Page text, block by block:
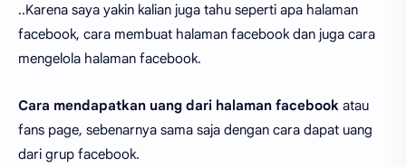
..Karena saya yakin kalian juga tahu seperti apa halaman
facebook, cara membuat halaman facebook dan juga cara
mengelola halaman facebook.
Cara mendapatkan uang dari halaman facebook atau
fans page, sebenarnya sama saja dengan cara dapat uang
dari grup facebook.